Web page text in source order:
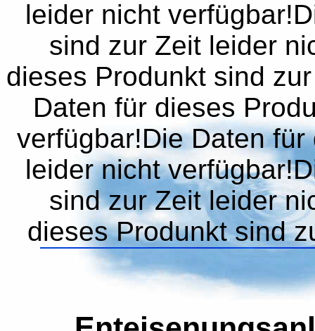
leider nicht
sind zur Zeit leider
dieses Produnkt sind
Daten für dieses
verfügbar!Die Daten
leider nicht
sind zur Zeit leider
dieses Produnkt sind